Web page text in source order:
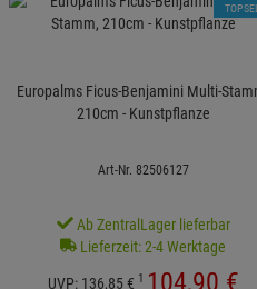
Europalms Ficus-Benjamini Multi-
210cm - Kunstpflanze
Art-Nr. 82506127
Ab ZentralLager lieferbar
Lieferzeit: 2-4 Werktage
UVP: 136,85 € 1 104,90 €